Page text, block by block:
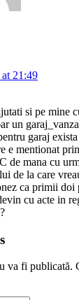
21:49
si pe mine
un
garaj
e mentionat
de mana cu
de la care
ca primii
cu acte in
va fi publicată.